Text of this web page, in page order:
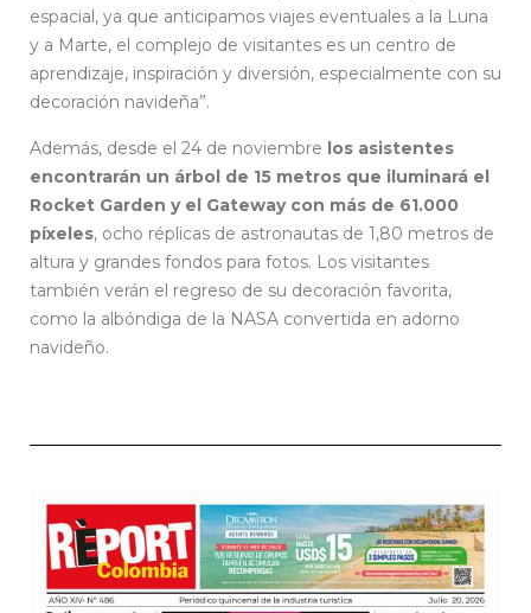
espacial, ya que anticipamos viajes eventuales a la Luna
y a Marte, el complejo de visitantes es un centro de
aprendizaje, inspiración y diversión, especialmente con su
decoración navideña”.
Además, desde el 24 de noviembre los asistentes
encontrarán un árbol de 15 metros que iluminará el
Rocket Garden y el Gateway con más de 61.000
píxeles, ocho réplicas de astronautas de 1,80 metros de
altura y grandes fondos para fotos. Los visitantes
también verán el regreso de su decoración favorita,
como la albóndiga de la NASA convertida en adorno
navideño.